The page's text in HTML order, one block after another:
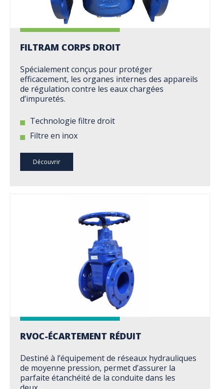
FILTRAM CORPS DROIT
Spécialement conçus pour protéger
efficacement, les organes internes des appareils
de régulation contre les eaux chargées
d’impuretés.
Technologie filtre droit
Filtre en inox
Découvrir
RVOC-ÉCARTEMENT RÉDUIT
Destiné à l’équipement de réseaux hydrauliques
de moyenne pression, permet d’assurer la
parfaite étanchéité de la conduite dans les